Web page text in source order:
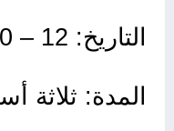
التاريخ: 12 – 30 تموز/يوليو 2026
المدة: ثلاثة